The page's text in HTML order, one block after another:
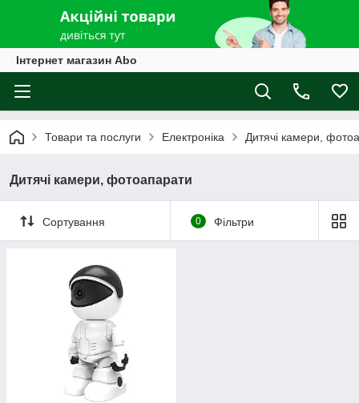
Інтернет магазин Abo
Товари та послуги Електроніка Дитячі камери,
Дитячі камери, фотоапарати
Сортування 0 Фільтри